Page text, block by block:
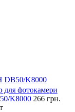
DB50/K8000
для фотокамери
K8000 266 грн.